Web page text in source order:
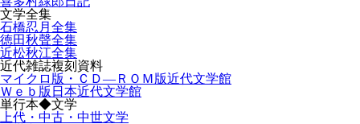
文学全集
石橋忍月全集
徳田秋聲全集
近松秋江全集
近代雑誌複刻資料
マイクロ版・ＣＤ―ＲＯＭ版近代文学館
Ｗｅｂ版日本近代文学館
単行本◆文学
上代・中古・中世文学